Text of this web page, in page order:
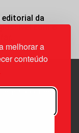
melhorar a
conteúdo
da
com o
n.º 333H, esc.